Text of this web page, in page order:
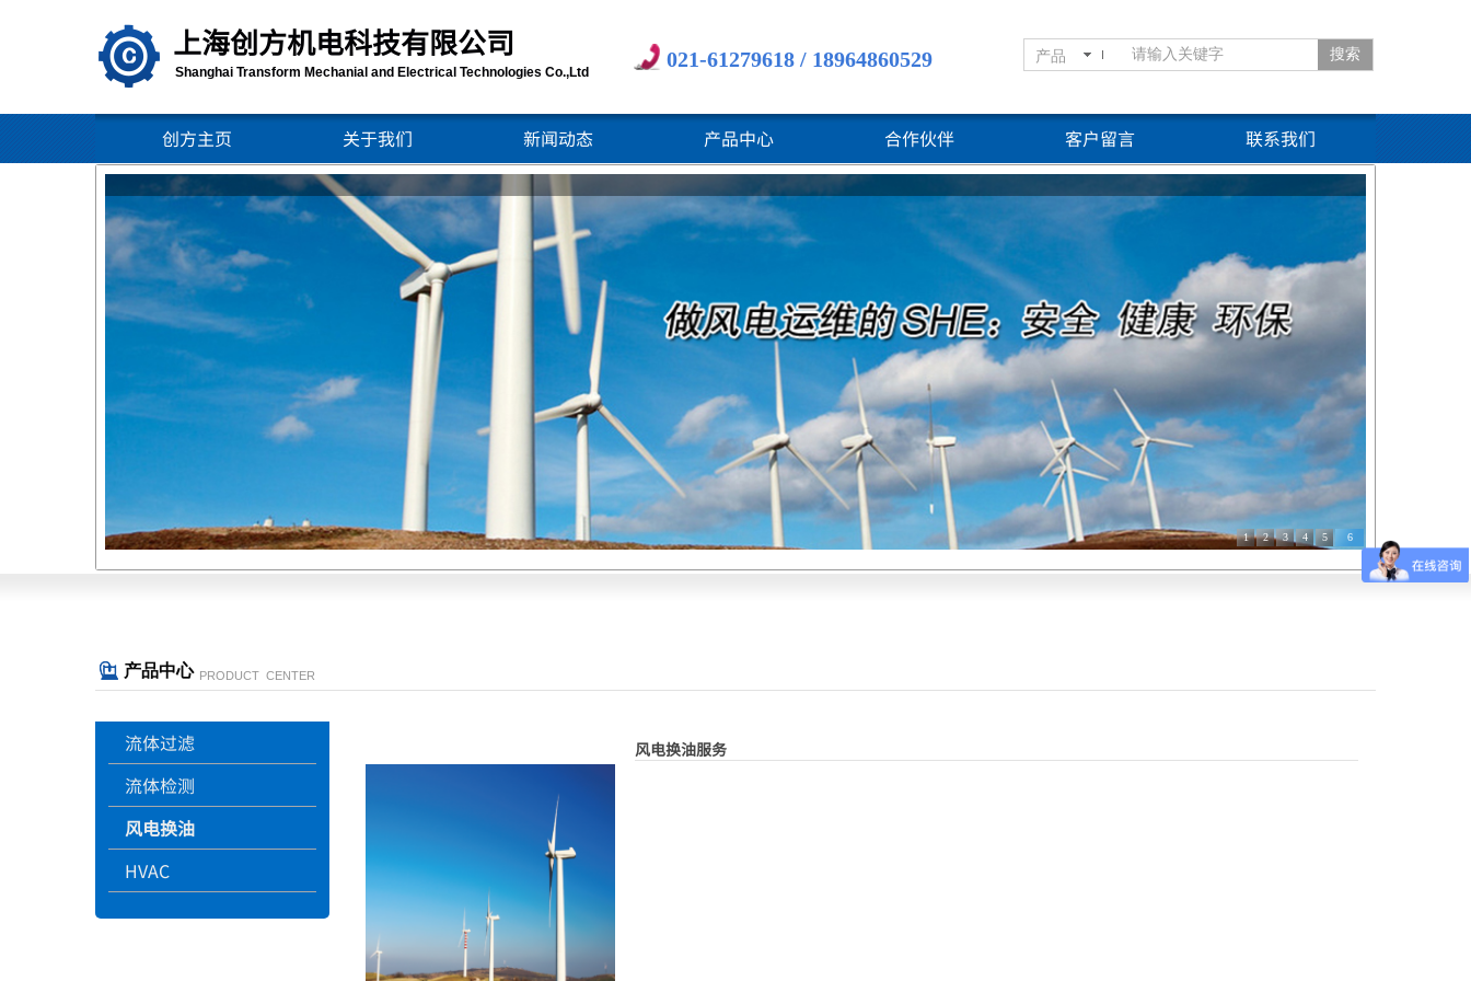
上海创方机电科技有限公司 产品 搜索
021-61279618 / 18964860529
Shanghai Transform Mechanial and Electrical Technologies Co.,Ltd​
创方主页 关于我们 新闻动态 产品中心 合作伙伴 客户留言 联系我们
产品中心 PRODUCT CENTER
流体过滤
流体检测
风电换油
HVAC
风电换油服务